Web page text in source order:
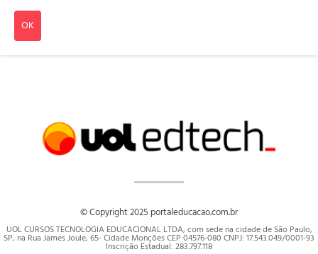
OK
© Copyright 2025 portaleducacao.com.br
UOL CURSOS TECNOLOGIA EDUCACIONAL LTDA, com sede na cidade de São Paulo,
SP, na Rua James Joule, 65- Cidade Monções CEP 04576-080 CNPJ: 17.543.049/0001-93
Inscrição Estadual: 283.797.118